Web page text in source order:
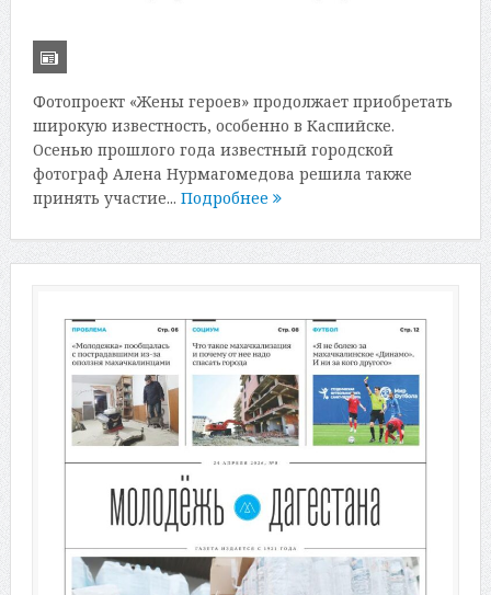
Фотопроект «Жены героев» продолжает приобретать
широкую известность, особенно в Каспийске.
Осенью прошлого года известный городской
фотограф Алена Нурмагомедова решила также
принять участие... Подробнее